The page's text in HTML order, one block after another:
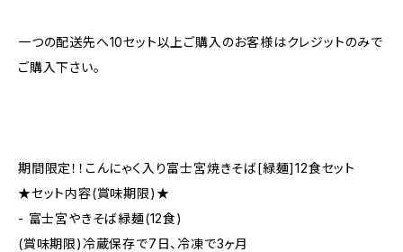
一つの配送先へ10セット以上ご購入のお客様はクレジットのみで
ご購入下さい。
期間限定！！こんにゃく入り富士宮焼きそば[緑麺]12食セット
★セット内容(賞味期限)★
- 富士宮やきそば緑麺(12食)
(賞味期限)冷蔵保存で7日、冷凍で3ヶ月